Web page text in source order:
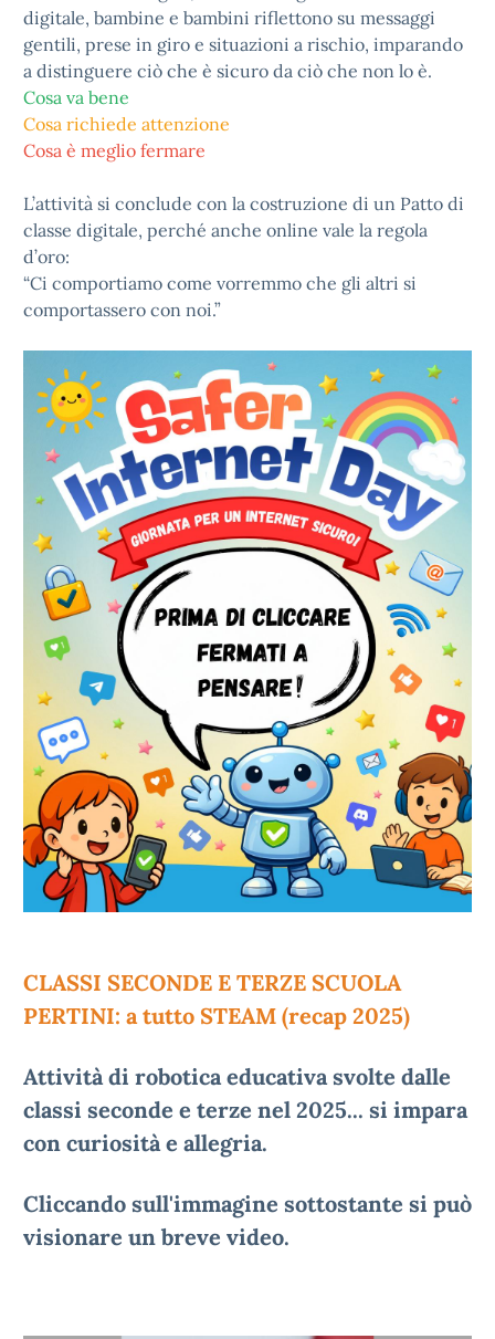
digitale, bambine e bambini riflettono su messaggi
gentili, prese in giro e situazioni a rischio, imparando
a distinguere ciò che è sicuro da ciò che non lo è.
Cosa va bene
Cosa richiede attenzione
Cosa è meglio fermare
L’attività si conclude con la costruzione di un Patto di
classe digitale, perché anche online vale la regola
d’oro:
“Ci comportiamo come vorremmo che gli altri si
comportassero con noi.”
CLASSI SECONDE E TERZE SCUOLA
PERTINI: a tutto STEAM (recap 2025)
Attività di robotica educativa svolte dalle
classi seconde e terze nel 2025... si impara
con curiosità e allegria.
Cliccando sull'immagine sottostante si può
visionare un breve video.